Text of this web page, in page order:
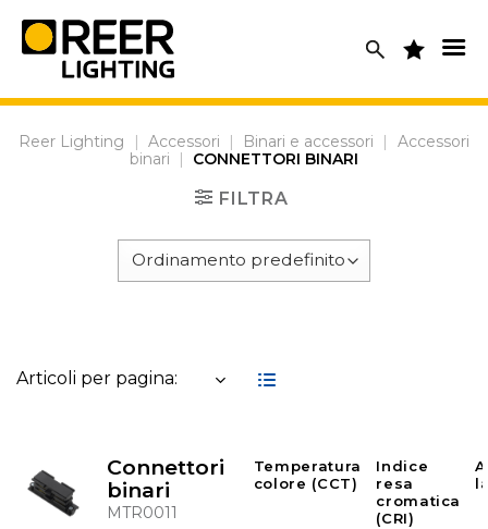
content
Reer Lighting | Accessori | Binari e accessori |
Accessori
binari
| CONNETTORI BINARI
FILTRA
Articoli per pagina:
Connettori
binari
MTR0011
Temperatura
colore (CCT)
Indice
resa
cromatica
(CRI)